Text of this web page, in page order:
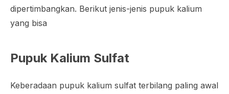
dipertimbangkan. Berikut jenis-jenis pupuk kalium
yang bisa
Pupuk Kalium Sulfat
Keberadaan pupuk kalium sulfat terbilang paling awal